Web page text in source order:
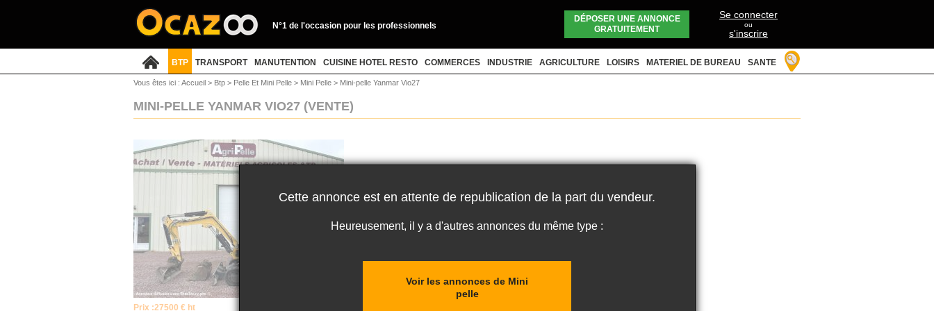
N°1 de l'occasion pour les professionnels
DÉPOSER UNE ANNONCE
GRATUITEMENT
Se connecter
ou
s'inscrire
BTP TRANSPORT MANUTENTION CUISINE HOTEL RESTO COMMERCES INDUSTRIE AGRICULTURE LOISIRS MATERIEL DE BUREAU SANTE
Vous êtes ici : Accueil > Btp > Pelle Et Mini Pelle > Mini Pelle > Mini-pelle Yanmar Vio27
MINI-PELLE YANMAR VIO27 (VENTE)
Prix :27500 € ht
Cette annonce est en attente de republication de la part du vendeur.
Heureusement, il y a d'autres annonces du même type :
Voir les annonces de Mini
pelle